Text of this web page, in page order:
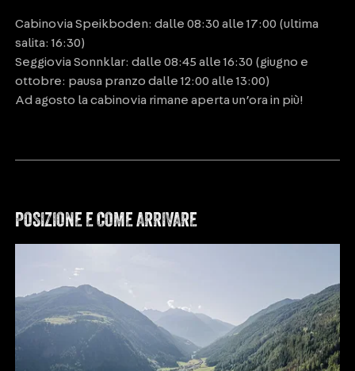
Cabinovia Speikboden: dalle 08:30 alle 17:00 (ultima
salita: 16:30)
Seggiovia Sonnklar: dalle 08:45 alle 16:30 (giugno e
ottobre: pausa pranzo dalle 12:00 alle 13:00)
Ad agosto la cabinovia rimane aperta un’ora in più!
POSIZIONE E COME ARRIVARE